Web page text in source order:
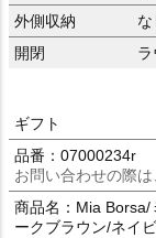
外側収納
な
開閉
ギフト
品番：07000234r
お問い合わせの際
商品名：Mia Borsa/
ークブラウン/ネイ